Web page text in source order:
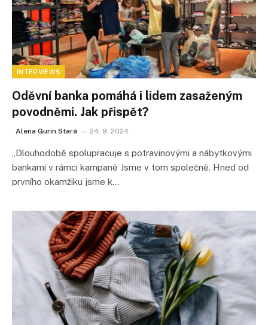
INTERVIEWS
Oděvní banka pomáhá i lidem zasaženým
povodněmi. Jak přispět?
Alena Gurin Stará 24. 9. 2024
„Dlouhodobě spolupracuje s potravinovými a nábytkovými
bankami v rámci kampaně Jsme v tom společně. Hned od
prvního okamžiku jsme k…